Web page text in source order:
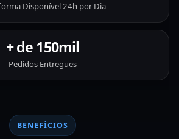
Disponível 24h por Dia
+ de 150mil
Pedidos Entregues
BENEFÍCIOS